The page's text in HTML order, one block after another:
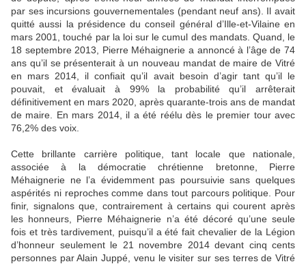
par ses incursions gouvernementales (pendant neuf ans). Il avait
quitté aussi la présidence du conseil général d’Ille-et-Vilaine en
mars 2001, touché par la loi sur le cumul des mandats. Quand, le
18 septembre 2013, Pierre Méhaignerie a annoncé à l’âge de 74
ans qu’il se présenterait à un nouveau mandat de maire de Vitré
en mars 2014, il confiait qu’il avait besoin d’agir tant qu’il le
pouvait, et évaluait à 99% la probabilité qu’il arrêterait
définitivement en mars 2020, après quarante-trois ans de mandat
de maire. En mars 2014, il a été réélu dès le premier tour avec
76,2% des voix.
Cette brillante carrière politique, tant locale que nationale,
associée à la démocratie chrétienne bretonne, Pierre
Méhaignerie ne l’a évidemment pas poursuivie sans quelques
aspérités ni reproches comme dans tout parcours politique. Pour
finir, signalons que, contrairement à certains qui courent après
les honneurs, Pierre Méhaignerie n’a été décoré qu’une seule
fois et très tardivement, puisqu’il a été fait chevalier de la Légion
d’honneur seulement le 21 novembre 2014 devant cinq cents
personnes par Alain Juppé, venu le visiter sur ses terres de Vitré